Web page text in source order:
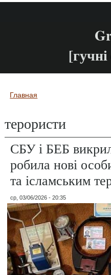
Вы здесь
Главная
терористи
СБУ і БЕБ
робила нові
та ісламським
ср, 03/06/2026 - 20:35